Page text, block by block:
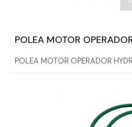
POLEA MOTOR
POLEA MOTOR OPERADOR